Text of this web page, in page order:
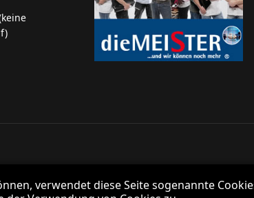
verwendet diese Seite sogenannte